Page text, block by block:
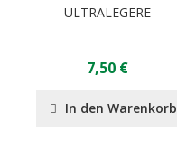
ULTRALEGERE
7,50 €
In den Warenkorb